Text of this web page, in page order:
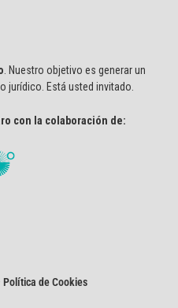
. Nuestro objetivo es generar un
jurídico. Está usted invitado.
con la colaboración de:
·Política de Cookies